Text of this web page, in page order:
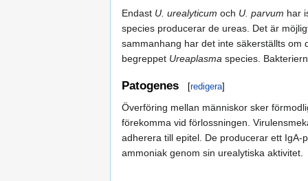
Endast U. urealyticum och U. parvum har
species producerar de ureas. Det är
sammanhang har det inte säkerställts
begreppet Ureaplasma species.
Patogenes [redigera]
Överföring mellan människor sker
förekomma vid förlossningen.
adherera till epitel. De producerar ett
ammoniak genom sin urealytiska aktivitet.